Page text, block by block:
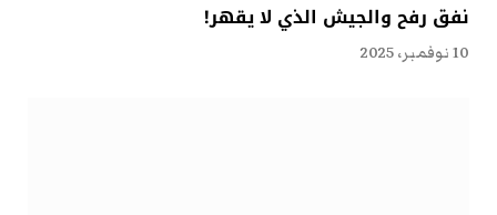
نفق رفح والجيش الذي لا يقهر!
10 نوفمبر، 2025